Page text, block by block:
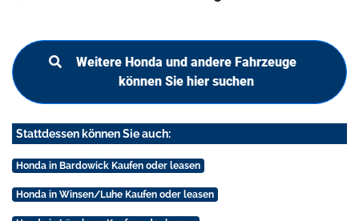
Weitere Honda und andere Fahrzeuge
können Sie hier suchen
Stattdessen können Sie auch:
Honda in Bardowick Kaufen oder leasen
Honda in Winsen/Luhe Kaufen oder leasen